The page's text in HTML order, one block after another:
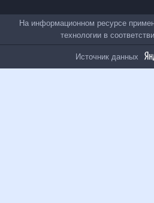
На информационном
рекомендательные технологии в
Источник данных